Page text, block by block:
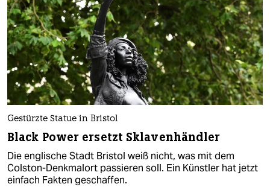
Gestürzte Statue in Bristol
Black Power ersetzt Sklavenhändler
Die englische Stadt Bristol weiß nicht, was mit dem
Colston-Denkmalort passieren soll. Ein Künstler hat jetzt
einfach Fakten geschaffen.